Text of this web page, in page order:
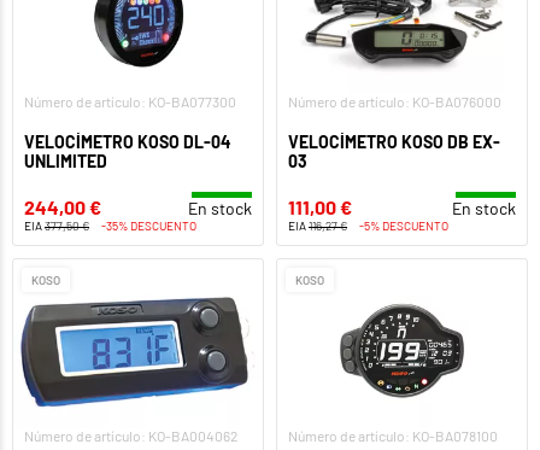
Número de artículo: KO-BA077300
VELOCÍMETRO KOSO DL-04
UNLIMITED
244,00 € En stock
EIA377,50 € -35% DESCUENTO
Número de artículo: KO-BA076000
VELOCÍMETRO KOSO DB EX-
03
111,00 € En stock
EIA116,27 € -5% DESCUENTO
KOSO
Número de artículo: KO-BA004062
KOSO
Número de artículo: KO-BA078100